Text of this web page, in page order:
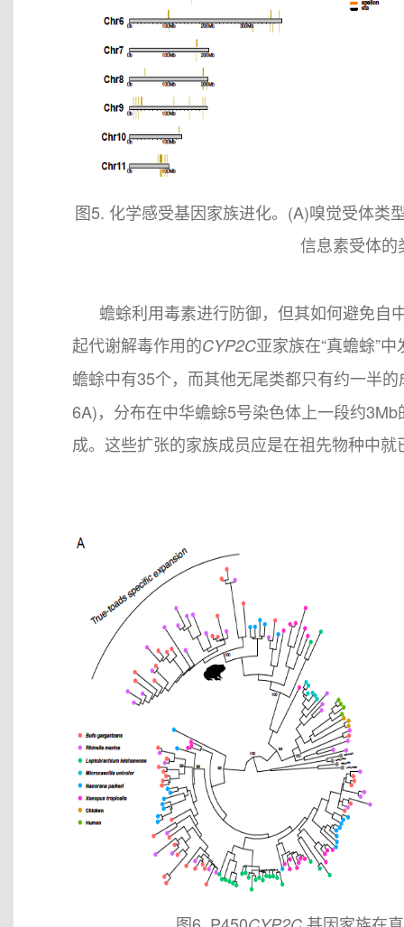
图5. 化学感受基因家族进化。(A)嗅觉受体类
信息素受体的
蟾蜍利用毒素进行防御，但其如何避免自
起代谢解毒作用的CYP2C亚家族在“真蟾蜍”
蟾蜍中有35个，而其他无尾类都只有约一半
6A)，分布在中华蟾蜍5号染色体上一段约
成。这些扩张的家族成员应是在祖先物种中就